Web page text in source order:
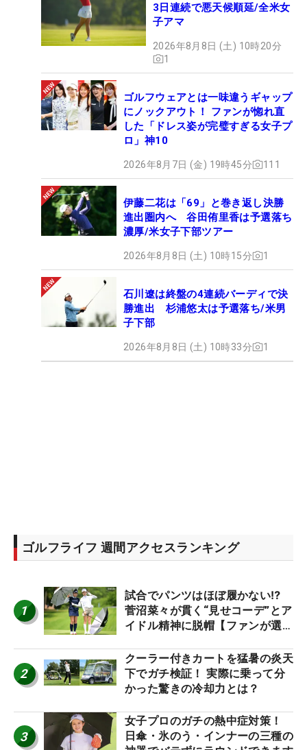
3日連続で悪天候順延/全米女
子アマ
2026年8月8日 (土) 10時20分
1
ゴルフウェアとは一味違うギャップ
にノックアウト！ ファンが惚れ直
した「ドレス姿が完璧すぎる女子プ
ロ」神10
2026年8月7日 (金) 19時45分 111
伊藤二花は「69」と巻き返し決勝
進出圏内へ 谷田侑里香は予選落ち
濃厚/米女子下部ツアー
2026年8月8日 (土) 10時15分 1
石川遼は終盤の4連続バーディで決
勝進出 杉浦悠太は予選落ち/米男
子下部
2026年8月8日 (土) 10時33分 1
ゴルフライフ 週間アクセスランキング
1
試合でパンツはほぼ履かない⁉
菅沼菜々が貫く“見せコーデ”とア
イドル精神に脱帽【ファンが選ぶ
2
クーラー付きカートを猛暑の炎天
下でガチ検証！ 実際に乗って分
かった驚きの冷却力とは？
3
女子プロのガチの熱中症対策！
日傘・氷のう・インナーの三種の